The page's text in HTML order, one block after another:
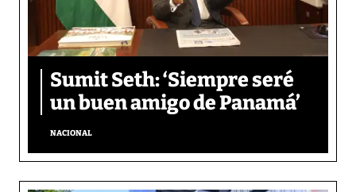
Sumit Seth: ‘Siempre seré
un buen amigo de Panamá’
NACIONAL